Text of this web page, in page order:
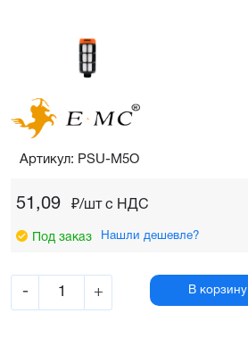
51,09 ₽/шт c НДС
Под заказ Нашли дешевле?
- + В корзину
Артикул: PSU-M5O